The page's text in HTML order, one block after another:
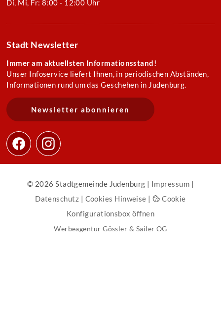
Di, Mi, Fr: 8:00 - 12:00 Uhr
Stadt Newsletter
Immer am aktuellsten Informationsstand!
Unser Infoservice liefert Ihnen, in periodischen Abständen,
Informationen rund um das Geschehen in Judenburg.
Newsletter abonnieren
© 2026 Stadtgemeinde Judenburg | Impressum
Datenschutz
Cookies Hinweise |
Cookie
Konfigurationsbox öffnen
Werbeagentur Gössler & Sailer OG